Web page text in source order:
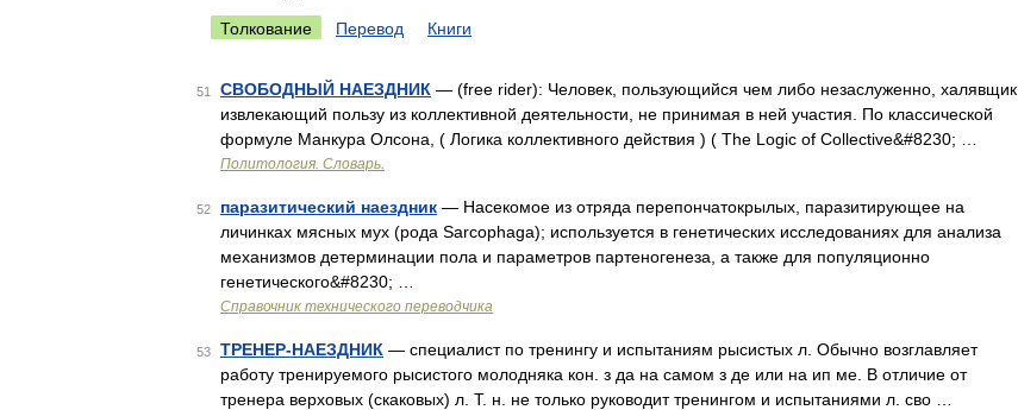
Толкование Перевод Книги
51 СВОБОДНЫЙ НАЕЗДНИК — (free rider): Человек, пользующийся чем либо незаслуженно, халявщик ,
извлекающий пользу из коллективной деятельности, не принимая в ней участия. По классической
формуле Манкура Олсона, ( Логика коллективного действия ) ( The Logic of Collective&#8230; …
Политология. Словарь.
52 паразитический наездник — Насекомое из отряда перепончатокрылых, паразитирующее на
личинках мясных мух (рода Sarcophaga); используется в генетических исследованиях для анализа
механизмов детерминации пола и параметров партеногенеза, а также для популяционно
генетического&#8230; …
Справочник технического переводчика
53 ТРЕНЕР-НАЕЗДНИК — специалист по тренингу и испытаниям рысистых л. Обычно возглавляет
работу тренируемого рысистого молодняка кон. з да на самом з де или на ип ме. В отличие от
тренера верховых (скаковых) л. Т. н. не только руководит тренингом и испытаниями л. сво …